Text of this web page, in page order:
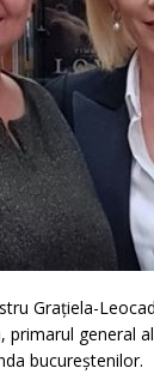
Grațiela-
general
bucureștenilor.